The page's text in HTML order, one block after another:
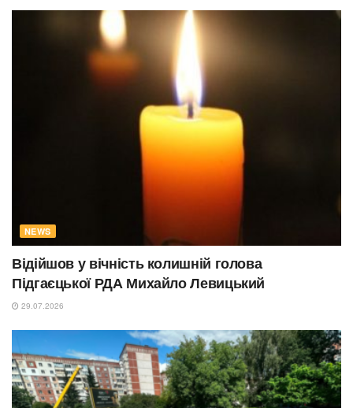
NEWS
Відійшов у вічність колишній голова
Підгаєцької РДА Михайло Левицький
29.07.2026